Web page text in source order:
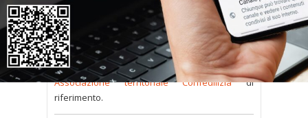
consultare occorre
inserire i dati di accesso
nel modulo a destra della pagina
Se non possiedi nome utente e password
oppure li haismarriti richiedili alla tua
Associazione territoriale Confediliziadi
riferimento.